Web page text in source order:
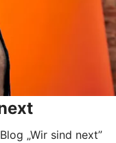
„Wir sind next”